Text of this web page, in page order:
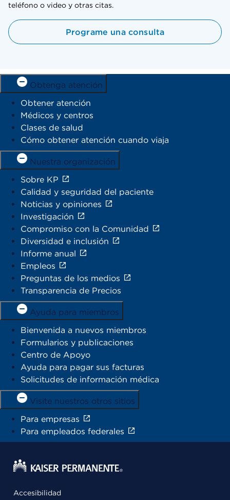
teléfono o video y otras citas.
Programe una consulta
Obtenga atención
Obtener atención
Médicos y centros
Clases de salud
Cómo obtener atención cuando viaja
Nuestra organización
Sobre KP
Calidad y seguridad del paciente
Noticias y opiniones
Investigación
Compromiso con la Comunidad
Diversidad e inclusión
Informe anual
Empleos
Preguntas de los medios
Transparencia de Precios
Ayuda para miembros
Bienvenida a nuevos miembros
Formularios y publicaciones
Centro de Apoyo
Ayuda para pagar sus facturas
Solicitudes de información médica
Visite nuestros otros sitios
Para empresas
Para empleados federales
Accesibilidad